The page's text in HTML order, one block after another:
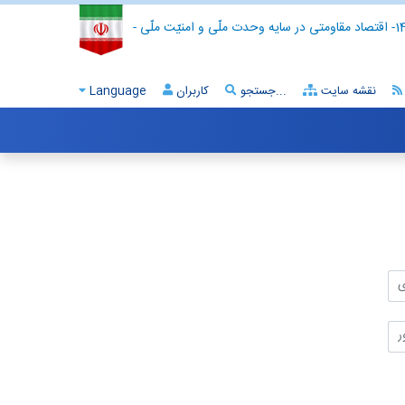
- اقتصاد مقاومتی در سایه وحدت ملّی و امنیّت ملّی -
Language کاربران جستجو... نقشه سایت